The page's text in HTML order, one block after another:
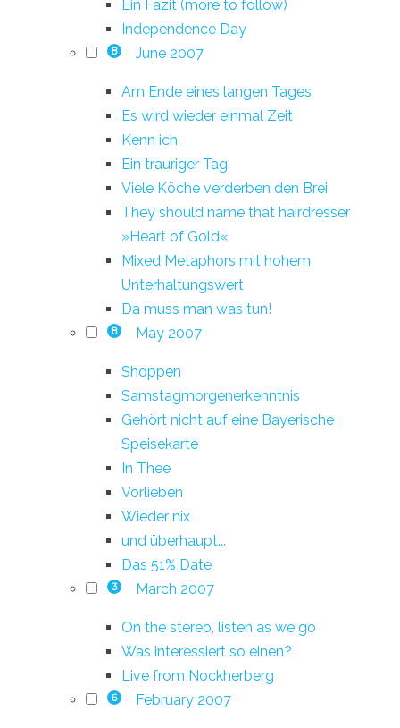
Ein Fazit (more to follow)
Independence Day
8 June 2007
Am Ende eines langen Tages
Es wird wieder einmal Zeit
Kenn ich
Ein trauriger Tag
Viele Köche verderben den Brei
They should name that hairdresser
»Heart of Gold«
Mixed Metaphors mit hohem
Unterhaltungswert
Da muss man was tun!
8 May 2007
Shoppen
Samstagmorgenerkenntnis
Gehört nicht auf eine Bayerische
Speisekarte
In Thee
Vorlieben
Wieder nix
und überhaupt...
Das 51% Date
3 March 2007
On the stereo, listen as we go
Was interessiert so einen?
Live from Nockherberg
6 February 2007